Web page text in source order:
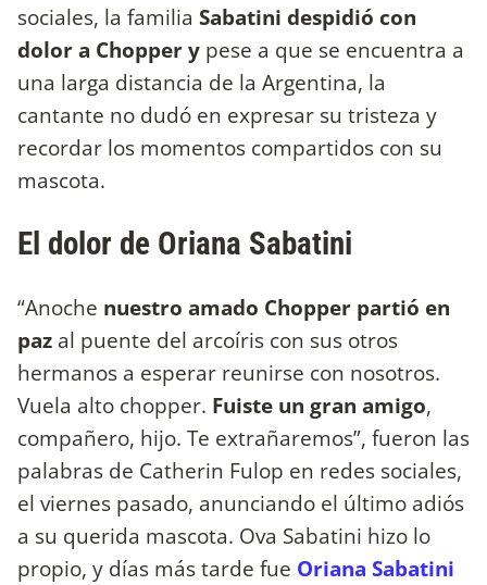
sociales, la familia Sabatini despidió con
dolor a Chopper y pese a que se encuentra a
una larga distancia de la Argentina, la
cantante no dudó en expresar su tristeza y
recordar los momentos compartidos con su
mascota.
El dolor de Oriana Sabatini
“Anoche nuestro amado Chopper partió en
paz al puente del arcoíris con sus otros
hermanos a esperar reunirse con nosotros.
Vuela alto chopper. Fuiste un gran amigo,
compañero, hijo. Te extrañaremos”, fueron las
palabras de Catherin Fulop en redes sociales,
el viernes pasado, anunciando el último adiós
a su querida mascota. Ova Sabatini hizo lo
propio, y días más tarde fue Oriana Sabatini